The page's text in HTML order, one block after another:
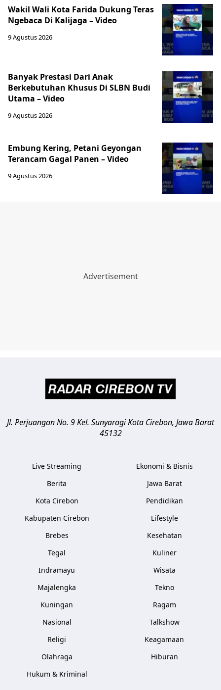
Wakil Wali Kota Farida Dukung Teras
Ngebaca Di Kalijaga – Video
9 Agustus 2026
Banyak Prestasi Dari Anak
Berkebutuhan Khusus Di SLBN Budi
Utama – Video
9 Agustus 2026
Embung Kering, Petani Geyongan
Terancam Gagal Panen – Video
9 Agustus 2026
Jl. Perjuangan No. 9 Kel. SunyaragiKota Cirebon, Jawa Barat
45132
Live Streaming
Berita
Kota Cirebon
Kabupaten Cirebon
Brebes
Tegal
Indramayu
Majalengka
Kuningan
Nasional
Religi
Olahraga
Hukum & Kriminal
Ekonomi & Bisnis
Jawa Barat
Pendidikan
Lifestyle
Kesehatan
Kuliner
Wisata
Tekno
Ragam
Talkshow
Keagamaan
Hiburan